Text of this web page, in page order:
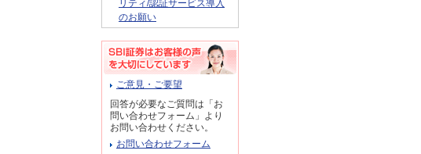
リティ/認証サービス導入
のお願い
ご意見・ご要望
回答が必要なご質問は「お
問い合わせフォーム」より
お問い合わせください。
お問い合わせフォーム